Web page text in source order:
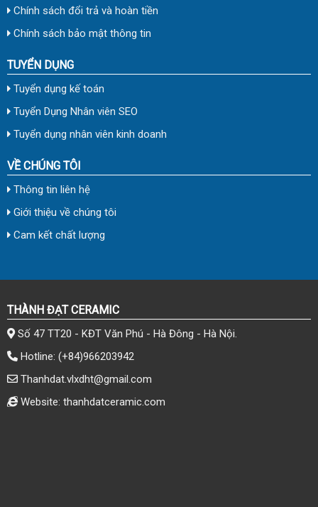
Chính sách đổi trả và hoàn tiền
Chính sách bảo mật thông tin
TUYỂN DỤNG
Tuyển dụng kế toán
Tuyển Dụng Nhân viên SEO
Tuyển dụng nhân viên kinh doanh
VỀ CHÚNG TÔI
Thông tin liên hệ
Giới thiệu về chúng tôi
Cam kết chất lượng
THÀNH ĐẠT CERAMIC
Số 47 TT20 - KĐT Văn Phú - Hà Đông - Hà Nội.
Hotline: (+84)966203942
Thanhdat.vlxdht@gmail.com
Website: thanhdatceramic.com